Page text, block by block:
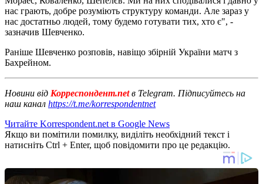
нас грають, добре розуміють структуру команди. Але зараз у
нас достатньо людей, тому будемо готувати тих, хто є", -
зазначив Шевченко.
Раніше Шевченко розповів, навіщо збірній України матч з
Бахрейном.
Новини від Корреспондент.netв Telegram. Підписуйтесь на
наш канал https://t.me/korrespondentnet
Читайте Korrespondent.net в Google News
Якщо ви помітили помилку, виділіть необхідний текст і
натисніть Ctrl + Enter, щоб повідомити про це редакцію.